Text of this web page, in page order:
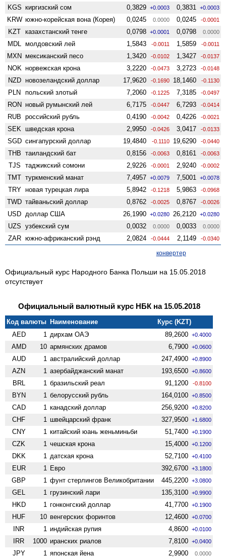
KGS киргизский сом 0,3829 +0.0003 0,3831 +0.0003
KRW южно-корейская вона (Корея) 0,0245 0.0000 0,0245 -0.0001
KZT казахстанский тенге 0,0798 +0.0001 0,0798 0.0000
MDL молдовский лей 1,5843 -0.0011 1,5859 -0.0011
MXN мексиканский песо 1,3420 -0.0102 1,3427 -0.0137
NOK норвежская крона 3,2220 -0.0473 3,2723 -0.0148
NZD ново­зеландский доллар 17,9620 -0.1690 18,1460 -0.1130
PLN польский злотый 7,2060 -0.1225 7,3185 -0.0497
RON новый румынский лей 6,7175 -0.0447 6,7293 -0.0414
RUB российский рубль 0,4190 -0.0042 0,4226 -0.0021
SEK шведская крона 2,9950 -0.0426 3,0417 -0.0133
SGD сингапурский доллар 19,4840 -0.1110 19,6290 -0.0440
THB таиландский бат 0,8156 -0.0063 0,8161 -0.0063
TJS таджикский сомони 2,9226 -0.0001 2,9240 -0.0002
TMT туркменский манат 7,4957 +0.0079 7,5001 +0.0078
TRY новая турецкая лира 5,8942 -0.1218 5,9863 -0.0968
TWD тайваньский доллар 0,8762 -0.0025 0,8767 -0.0026
USD доллар США 26,1990 +0.0280 26,2120 +0.0280
UZS узбекский сум 0,0032 0.0000 0,0033 0.0000
ZAR южно-африканский рэнд 2,0824 -0.0444 2,1149 -0.0340
конвертер
Официальный курс Народного Банка Польши на 15.05.2018
отсутствует
Официальный валютный курс НБК на 15.05.2018
Код валюты Наименование
Курс (KZT)
AED
1 дирхам ОАЭ 89,2600 +0.4000
AMD 10 армянских драмов 6,7900 +0.0600
AUD 1 австралийский доллар 247,4900 +0.8900
AZN 1 азербайджанский манат 193,6500 +0.8600
BRL 1 бразильский реал 91,1200 -0.8100
BYN 1 белорусский рубль 164,0100 +0.8500
CAD 1 канадский доллар 256,9200 +0.8200
CHF 1 швейцарский франк 327,9500 +1.6800
CNY 1 китайский юань женьминьби 51,7400 +0.1900
CZK 1 чешская крона 15,4000 +0.1200
DKK 1 датская крона 52,7100 +0.4100
EUR 1 Евро 392,6700 +3.1800
GBP 1 фунт стерлингов Велико­британии 445,2200 +3.0800
GEL 1 грузинский лари 135,3100 +0.9900
HKD 1 гонконгский доллар 41,7700 +0.1900
HUF 10 венгерских форинтов 12,4600 +0.0700
INR 1 индийская рупия 4,8600 +0.0100
IRR 1000 иранских риалов 7,8100 +0.0400
JPY 1 японская йена 2,9900 0.0000